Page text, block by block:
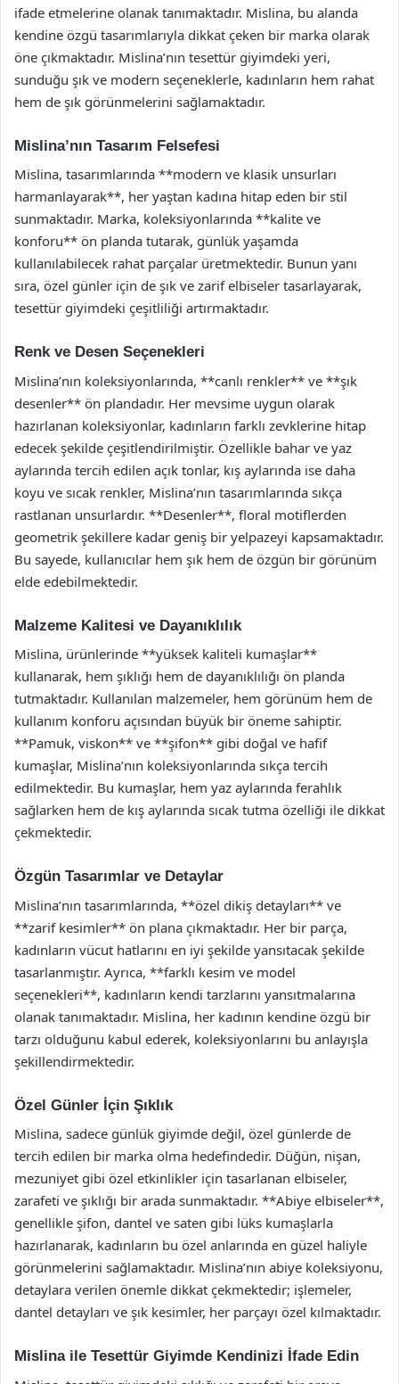
ifade etmelerine olanak tanımaktadır. Mislina, bu alanda
kendine özgü tasarımlarıyla dikkat çeken bir marka olarak
öne çıkmaktadır. Mislina’nın tesettür giyimdeki yeri,
sunduğu şık ve modern seçeneklerle, kadınların hem rahat
hem de şık görünmelerini sağlamaktadır.
Mislina’nın Tasarım Felsefesi
Mislina, tasarımlarında **modern ve klasik unsurları
harmanlayarak**, her yaştan kadına hitap eden bir stil
sunmaktadır. Marka, koleksiyonlarında **kalite ve
konforu** ön planda tutarak, günlük yaşamda
kullanılabilecek rahat parçalar üretmektedir. Bunun yanı
sıra, özel günler için de şık ve zarif elbiseler tasarlayarak,
tesettür giyimdeki çeşitliliği artırmaktadır.
Renk ve Desen Seçenekleri
Mislina’nın koleksiyonlarında, **canlı renkler** ve **şık
desenler** ön plandadır. Her mevsime uygun olarak
hazırlanan koleksiyonlar, kadınların farklı zevklerine hitap
edecek şekilde çeşitlendirilmiştir. Özellikle bahar ve yaz
aylarında tercih edilen açık tonlar, kış aylarında ise daha
koyu ve sıcak renkler, Mislina’nın tasarımlarında sıkça
rastlanan unsurlardır. **Desenler**, floral motiflerden
geometrik şekillere kadar geniş bir yelpazeyi kapsamaktadır.
Bu sayede, kullanıcılar hem şık hem de özgün bir görünüm
elde edebilmektedir.
Malzeme Kalitesi ve Dayanıklılık
Mislina, ürünlerinde **yüksek kaliteli kumaşlar**
kullanarak, hem şıklığı hem de dayanıklılığı ön planda
tutmaktadır. Kullanılan malzemeler, hem görünüm hem de
kullanım konforu açısından büyük bir öneme sahiptir.
**Pamuk, viskon** ve **şifon** gibi doğal ve hafif
kumaşlar, Mislina’nın koleksiyonlarında sıkça tercih
edilmektedir. Bu kumaşlar, hem yaz aylarında ferahlık
sağlarken hem de kış aylarında sıcak tutma özelliği ile dikkat
çekmektedir.
Özgün Tasarımlar ve Detaylar
Mislina’nın tasarımlarında, **özel dikiş detayları** ve
**zarif kesimler** ön plana çıkmaktadır. Her bir parça,
kadınların vücut hatlarını en iyi şekilde yansıtacak şekilde
tasarlanmıştır. Ayrıca, **farklı kesim ve model
seçenekleri**, kadınların kendi tarzlarını yansıtmalarına
olanak tanımaktadır. Mislina, her kadının kendine özgü bir
tarzı olduğunu kabul ederek, koleksiyonlarını bu anlayışla
şekillendirmektedir.
Özel Günler İçin Şıklık
Mislina, sadece günlük giyimde değil, özel günlerde de
tercih edilen bir marka olma hedefindedir. Düğün, nişan,
mezuniyet gibi özel etkinlikler için tasarlanan elbiseler,
zarafeti ve şıklığı bir arada sunmaktadır. **Abiye elbiseler**,
genellikle şifon, dantel ve saten gibi lüks kumaşlarla
hazırlanarak, kadınların bu özel anlarında en güzel haliyle
görünmelerini sağlamaktadır. Mislina’nın abiye koleksiyonu,
detaylara verilen önemle dikkat çekmektedir; işlemeler,
dantel detayları ve şık kesimler, her parçayı özel kılmaktadır.
Mislina ile Tesettür Giyimde Kendinizi İfade Edin